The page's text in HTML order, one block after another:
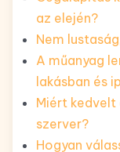
az elején?
Nem
A műanyag
lakásban és
Miért kedvelt
szerver?
Hogyan